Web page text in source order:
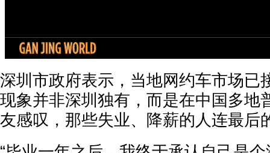
深圳市政府表示，当地网约车市场已
现象并非深圳独有，而是在中国多地
友感叹，那些失业、降薪的人连最后